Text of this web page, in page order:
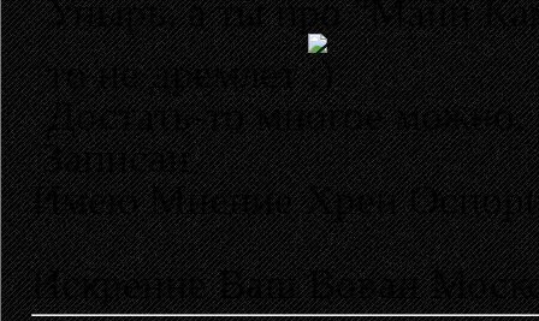
Упырь, а ты про "Майн
то не дремлет
Достать-то многое
Записан
Имею Мнение Хрен
Искренне Ваш Вован